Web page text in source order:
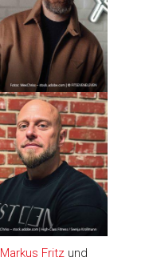
Markus Fritz und